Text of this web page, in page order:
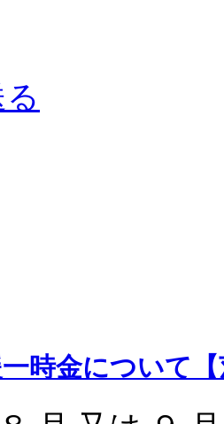
時金について